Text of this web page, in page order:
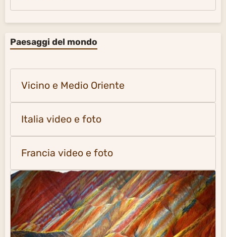
Paesaggi del mondo
Vicino e Medio Oriente
Italia video e foto
Francia video e foto